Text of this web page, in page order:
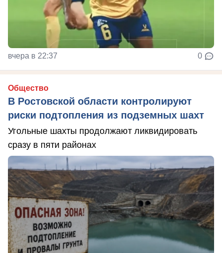
вчера в 22:37 0
Общество
В Ростовской области контролируют
риски подтопления из подземных шахт
Угольные шахты продолжают ликвидировать
сразу в пяти районах